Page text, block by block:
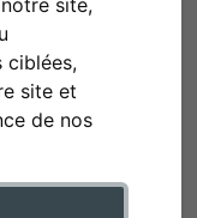
site,
ciblées,
site et
de nos
bordures